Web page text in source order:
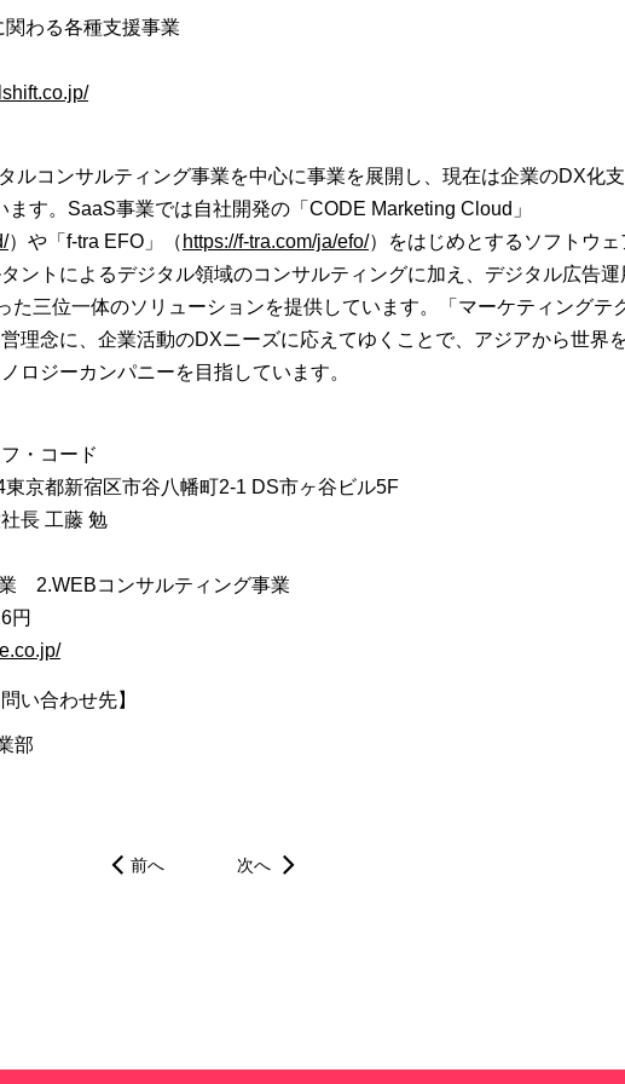
わる各種支援事業
ルコンサルティング事業を中心に事業を展開し、現在は企業のDX化
す。SaaS事業では自社開発の「CODE Marketing Cloud」
）や「f-tra EFO」（ https://f-tra.com/ja/efo/）をはじめとするソフトウェ
ントによるデジタル領域のコンサルティングに加え、デジタル広告運
た三位一体のソリューションを提供しています。「マーケティングテ
理念に、企業活動のDXニーズに応えてゆくことで、アジアから世界
ロジーカンパニーを目指しています。
コード
新宿区市谷八幡町2-1 DS市ヶ谷ビル5F
⼯藤 勉
コンサルティング事業
い合わせ先】
部
前へ 次へ